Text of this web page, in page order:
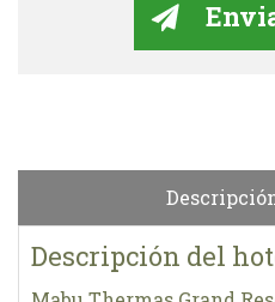
Descripción del